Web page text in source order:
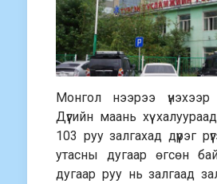
Монгол нээрээ үнэхээр
Дүүгийн маань хүү
103 руу залгахад дүүрэг
утасны дугаар өгсөн
дугаар руу нь залгаад